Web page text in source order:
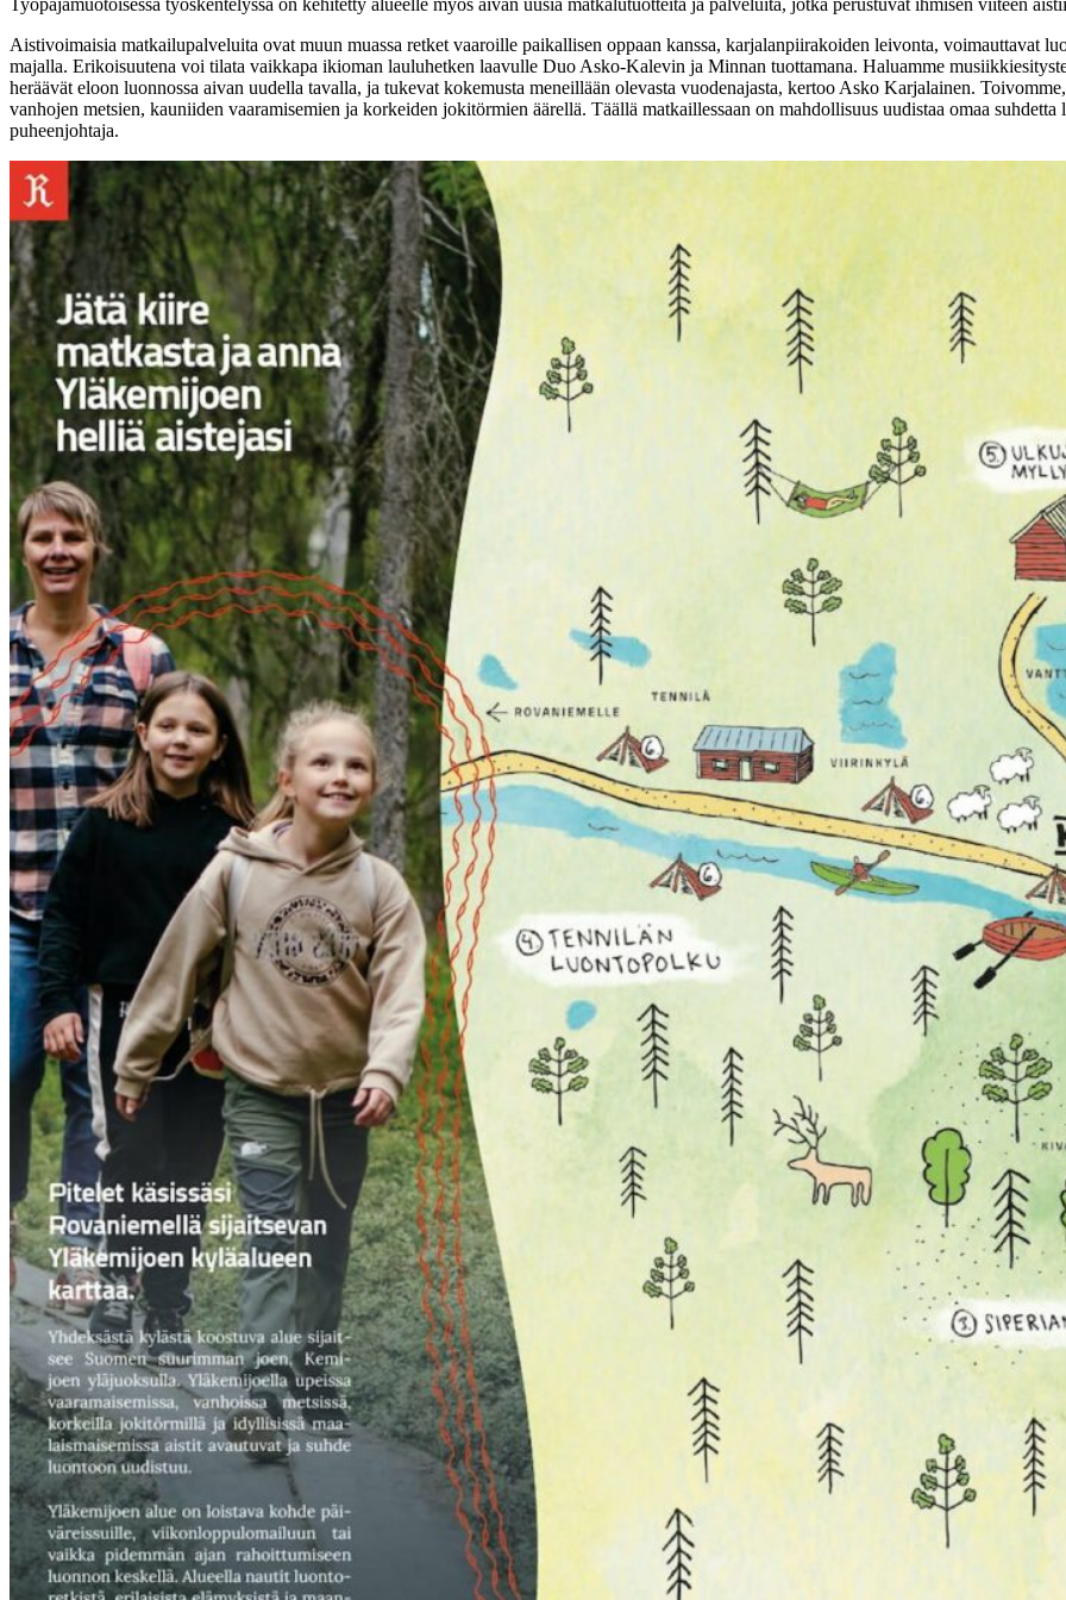
Aistivoimaisia matkailupalveluita ovat muun muassa retket vaaroille paikallisen oppaan kanssa, karjalanpiirakoiden leivonta, voimauttavat
majalla. Erikoisuutena voi tilata vaikkapa ikioman lauluhetken laavulle Duo Asko-Kalevin ja Minnan tuottamana. Haluamme
heräävät eloon luonnossa aivan uudella tavalla, ja tukevat kokemusta meneillään olevasta vuodenajasta, kertoo Asko Karjalainen.
vanhojen metsien, kauniiden vaaramisemien ja korkeiden jokitörmien äärellä. Täällä matkaillessaan on mahdollisuus uudistaa omaa
puheenjohtaja.